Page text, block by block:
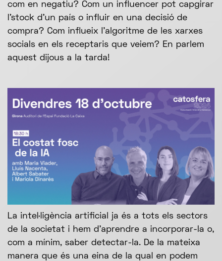
com en negatiu? Com un influencer pot capgirar
l’stock d'un país o influir en una decisió de
compra? Com influeix l’algoritme de les xarxes
socials en els receptaris que veiem? En parlem
aquest dijous a la tarda!
La intel·ligència artificial ja és a tots els sectors
de la societat i hem d'aprendre a incorporar-la o,
com a mínim, saber detectar-la. De la mateixa
manera que és una eina de la qual en podem